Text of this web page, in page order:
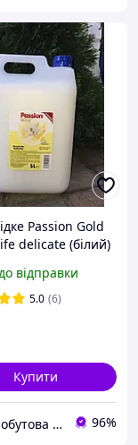
Passion Gold
delicate (білий)
відправки
5.0 (6)
Купити
Сват "Побутова хімія" 96%